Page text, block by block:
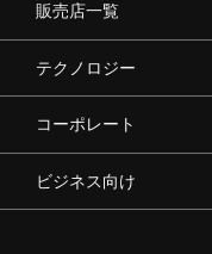
販売店一覧
テクノロジー
コーポレート
ビジネス向け